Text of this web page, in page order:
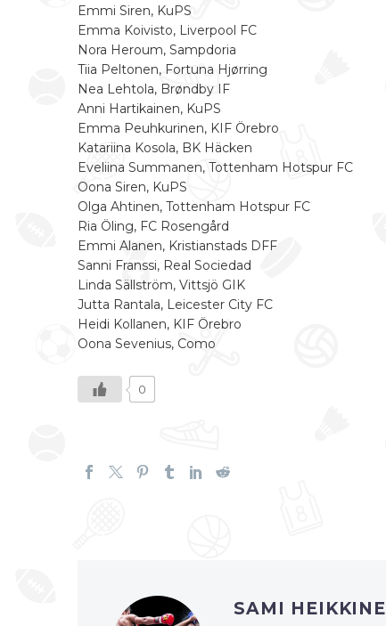
Emmi Siren, KuPS
Emma Koivisto, Liverpool FC
Nora Heroum, Sampdoria
Tiia Peltonen, Fortuna Hjørring
Nea Lehtola, Brøndby IF
Anni Hartikainen, KuPS
Emma Peuhkurinen, KIF Örebro
Katariina Kosola, BK Häcken
Eveliina Summanen, Tottenham Hotspur FC
Oona Siren, KuPS
Olga Ahtinen, Tottenham Hotspur FC
Ria Öling, FC Rosengård
Emmi Alanen, Kristianstads DFF
Sanni Franssi, Real Sociedad
Linda Sällström, Vittsjö GIK
Jutta Rantala, Leicester City FC
Heidi Kollanen, KIF Örebro
Oona Sevenius, Como
0
SAMI